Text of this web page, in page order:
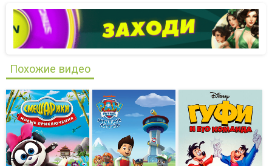
Похожие видео